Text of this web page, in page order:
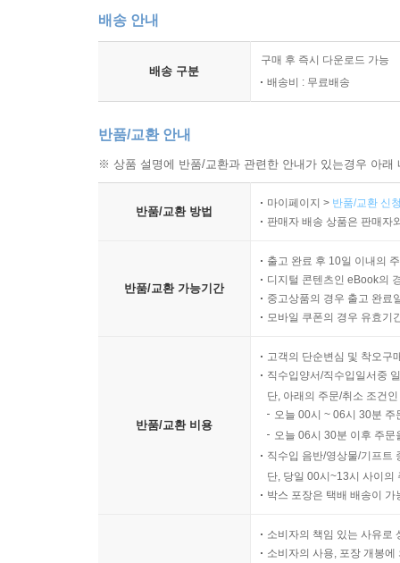
배송 안내
배송 구분
구매 후 즉시 다운로드 가능
배송비 : 무료배송
반품/교환 안내
※ 상품 설명에 반품/교환과 관련한 안내가 있는경우 아
반품/교환 방법
마이페이지 > 반품/교환 신
판매자 배송 상품은 판매자
반품/교환 가능기간
출고 완료 후 10일 이내의
디지털 콘텐츠인 eBook의
중고상품의 경우 출고 완료
모바일 쿠폰의 경우 유효기
반품/교환 비용
고객의 단순변심 및 착오구
직수입양서/직수입일서중
단, 아래의 주문/취소 조건
오늘 00시 ~ 06시 30분
오늘 06시 30분 이후 주
직수입 음반/영상물/기프트
단, 당일 00시~13시 사이의
박스 포장은 택배 배송이
소비자의 책임 있는 사유로
소비자의 사용, 포장 개봉